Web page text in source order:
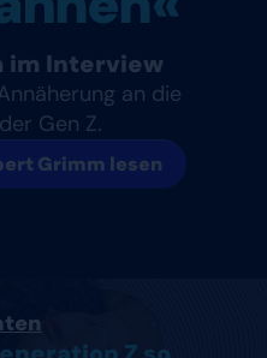
im Interview
an die
Gen Z.
Grimm lesen